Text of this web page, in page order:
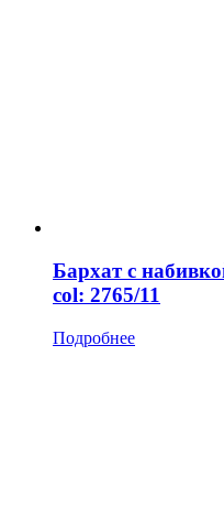
Бархат с
col: 2765/11
Подробнее